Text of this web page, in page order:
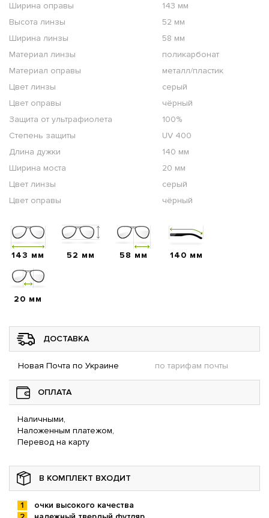
Ширина оправы
143 мм
Высота линзы
52 мм
Ширина линзы
58 мм
Материал линзы
поликарбонат
Материал оправы
металл/пластик
Цвет линзы
серый
Цвет оправы
чёрный
Защита от ультрафиолета
100%
Степень защиты
UV 400
Длина дужки
140 мм
Ширина моста
20 мм
Цвет линзы
серый
Цвет оправы
чёрный
143 мм 52 мм 58 мм 140 мм
20 мм
ДОСТАВКА
Новая Почта по Украине по тарифам почты
ОПЛАТА
Наличными,
Наложенным платежом,
Перевод на карту
В КОМПЛЕКТ ВХОДИТ
очки высокого качества